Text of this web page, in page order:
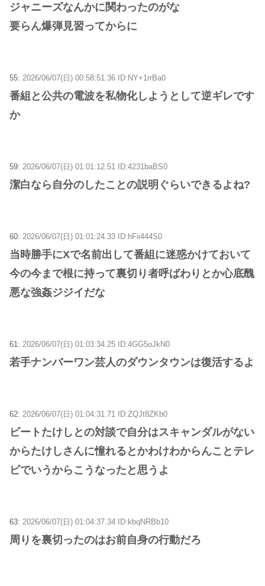
ジャニーズなんかに関わったのがな
要らん爆弾見習ってからに
55: 2026/06/07(日) 00:58:51.36 ID:NY+1rrBa0
番組と公共の電波を私物化しようとして逆ギレです
か
59: 2026/06/07(日) 01:01:12.51 ID:4231baBS0
潔白なら自分のしたことの説明ぐらいできるよね?
60: 2026/06/07(日) 01:01:24.33 ID:hFii444S0
当時勝手にXで名前出して番組に迷惑かけておいて
今の今まで根に持って裏切り者呼ばわりとか心底醜
悪な強姦ジジイだな
61: 2026/06/07(日) 01:03:34.25 ID:4GG5oJkN0
若手ナンバーワン芸人のダウンタウンは復活するよ
62: 2026/06/07(日) 01:04:31.71 ID:ZQJt8ZKb0
ビートたけしとの対談で自分はスキャンダルがない
からたけしさんに憧れるとかわけわからんことテレ
ビでいうからこうなったと思うよ
63: 2026/06/07(日) 01:04:37.34 ID:kbqNRBb10
周りを裏切ったのはお前自身の行動だろ